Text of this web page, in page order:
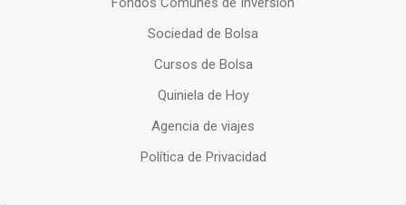
Sociedad de Bolsa
Cursos de Bolsa
Quiniela de Hoy
Agencia de viajes
Política de Privacidad